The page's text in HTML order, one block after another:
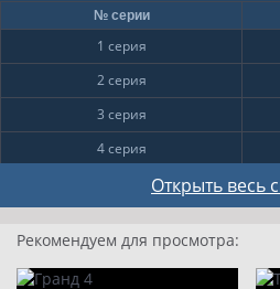
Открыть весь
№ серии
1 серия
2 серия
3 серия
4 серия
7 серия
Рекомендуем для просмотра: